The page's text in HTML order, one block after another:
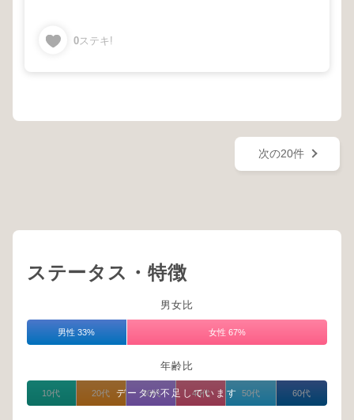
0ステキ!
次の20件
ステータス・特徴
男女比
男性 33% 女性 67%
年齢比
データが不足しています
10代 20代 30代 40代 50代 60代